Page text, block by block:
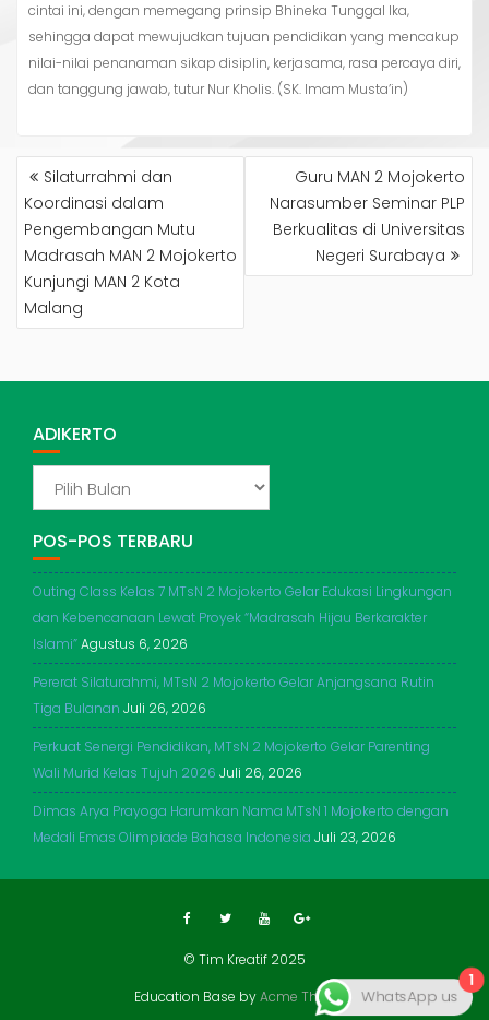
cintai ini, dengan memegang prinsip Bhineka Tunggal Ika,
sehingga dapat mewujudkan tujuan pendidikan yang mencakup
nilai-nilai penanaman sikap disiplin, kerjasama, rasa percaya diri,
dan tanggung jawab, tutur Nur Kholis. (SK. Imam Musta’in)
NAVIGASI
POSSilaturrahmi dan
Koordinasi dalam
Pengembangan Mutu
Madrasah MAN 2 Mojokerto
Kunjungi MAN 2 Kota
Malang
Guru MAN 2 Mojokerto
Narasumber Seminar PLP
Berkualitas di Universitas
Negeri Surabaya
ADIKERTO
POS-POS TERBARU
Outing Class Kelas 7 MTsN 2 Mojokerto Gelar Edukasi Lingkungan
dan Kebencanaan Lewat Proyek “Madrasah Hijau Berkarakter
Islami”Agustus 6, 2026
Pererat Silaturahmi, MTsN 2 Mojokerto Gelar Anjangsana Rutin
Tiga Bulanan Juli 26, 2026
Perkuat Senergi Pendidikan, MTsN 2 Mojokerto Gelar Parenting
Wali Murid Kelas Tujuh 2026 Juli 26, 2026
Dimas Arya Prayoga Harumkan Nama MTsN 1 Mojokerto dengan
Medali Emas Olimpiade Bahasa Indonesia Juli 23, 2026
© Tim Kreatif 2025
Education Base byAcme Themes
1
WhatsApp us